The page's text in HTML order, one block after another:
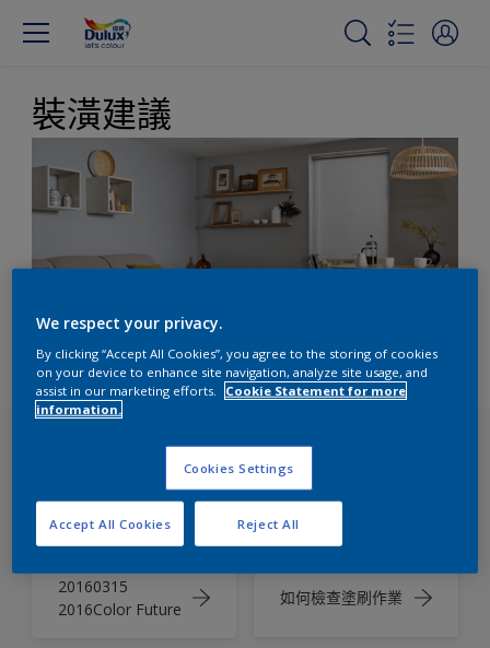
裝潢建議
20160315
2016Color Future
如何檢查塗刷作業
We respect your privacy.
By clicking “Accept All Cookies”, you agree to the storing of cookies
on your device to enhance site navigation, analyze site usage, and
assist in our marketing efforts.
Cookie Statement for more
information.
Cookies Settings
Reject All
Accept All Cookies